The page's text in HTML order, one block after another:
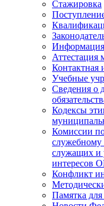
Стажировка
Информация
Контактная
Учебные
Сведения о
Кодексы
Комиссии
служащих и
интересов
Конфликт
Памятка